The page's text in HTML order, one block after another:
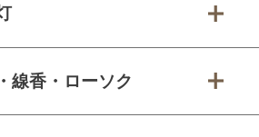
線香・ローソク